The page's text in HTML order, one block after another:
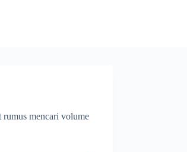
rumus mencari volume